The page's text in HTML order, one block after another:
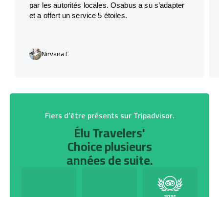
par les autorités locales. Osabus a su s’adapter
et a offert un service 5 étoiles.
Nirvana E
Fiers d’être présents sur Tripadvisor.
Élu Travelers'
Choice plusieurs
années de suite.